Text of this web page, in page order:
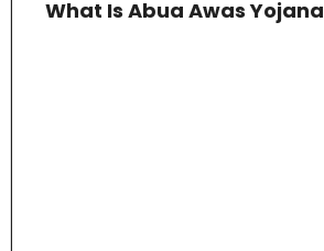
What Is Abua Awas Yojana